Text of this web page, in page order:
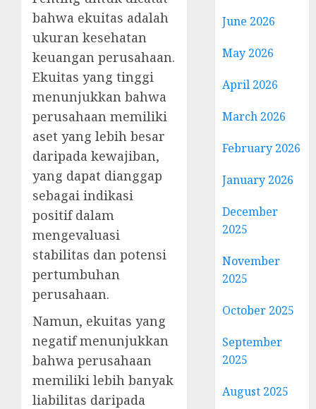
bahwa ekuitas adalah
ukuran kesehatan
keuangan perusahaan.
Ekuitas yang tinggi
menunjukkan bahwa
perusahaan memiliki
aset yang lebih besar
daripada kewajiban,
yang dapat dianggap
sebagai indikasi
positif dalam
mengevaluasi
stabilitas dan potensi
pertumbuhan
perusahaan.
Namun, ekuitas yang
negatif menunjukkan
bahwa perusahaan
memiliki lebih banyak
liabilitas daripada
June 2026
May 2026
April 2026
March 2026
February 2026
January 2026
December
2025
November
2025
October 2025
September
2025
August 2025